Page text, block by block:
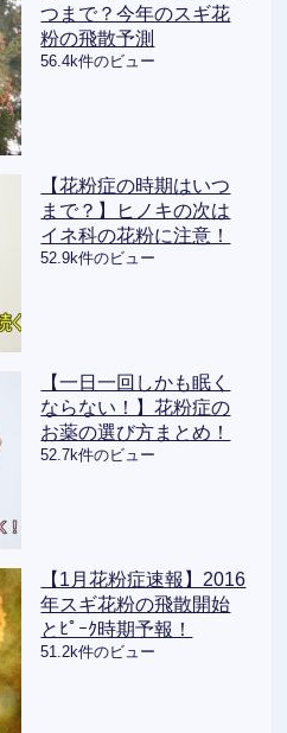
つまで？今年のスギ花
粉の飛散予測
56.4k件のビュー
【花粉症の時期はいつ
まで？】ヒノキの次は
イネ科の花粉に注意！
52.9k件のビュー
【一日一回しかも眠く
ならない！】花粉症の
お薬の選び方まとめ！
52.7k件のビュー
【1月花粉症速報】2016
年スギ花粉の飛散開始
とﾋﾟｰｸ時期予報！
51.2k件のビュー